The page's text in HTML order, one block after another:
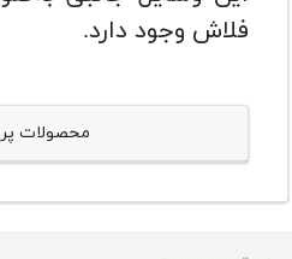
فلاش وجود دارد.
محصولات پر